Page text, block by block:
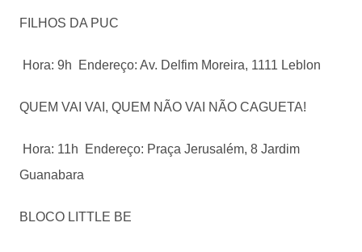
FILHOS DA PUC
Hora: 9h Endereço: Av. Delfim Moreira, 1111 Leblon
QUEM VAI VAI, QUEM NÃO VAI NÃO CAGUETA!
Hora: 11h Endereço: Praça Jerusalém, 8 Jardim
Guanabara
BLOCO LITTLE BE